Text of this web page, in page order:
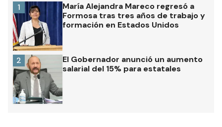
María Alejandra Mareco regresó a
Formosa tras tres años de trabajo y
formación en Estados Unidos
1
El Gobernador anunció un aumento
salarial del 15% para estatales
2